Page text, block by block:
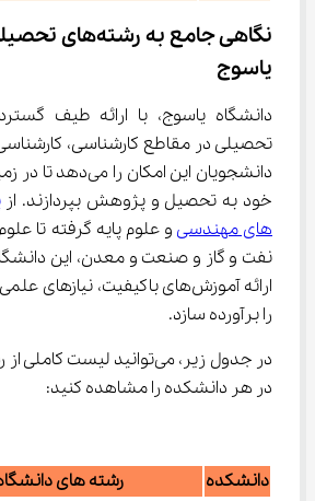
نگاهی جامع به
یاسوج
تحصیلی در مقاطع کارشناسی،
خود به تحصیل و پژوهش بپردازند. از
های مهندسی و علوم پایه گرفته تا
ارائه آموزش‌های باکیفیت،
را برآورده سازد.
در هر دانشکده را مشاهده کنید:
دانشکده
رشته های